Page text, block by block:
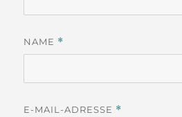
NAME *
E-MAIL-ADRESSE *